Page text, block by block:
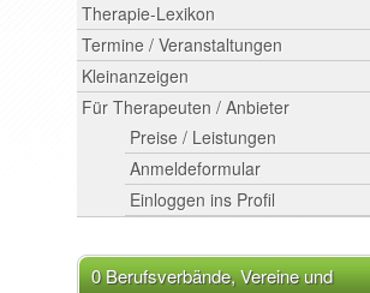
Therapie-Lexikon
Termine / Veranstaltungen
Kleinanzeigen
Für Therapeuten / Anbieter
Preise / Leistungen
Anmeldeformular
Einloggen ins Profil
0 Berufsverbände, Vereine und